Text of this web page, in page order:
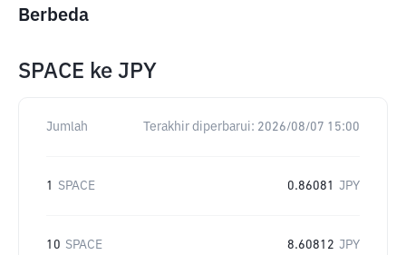
Berbeda
SPACE ke JPY
Jumlah Terakhir diperbarui: 2026/08/07 15:00
1 SPACE 0.86081 JPY
10 SPACE 8.60812 JPY